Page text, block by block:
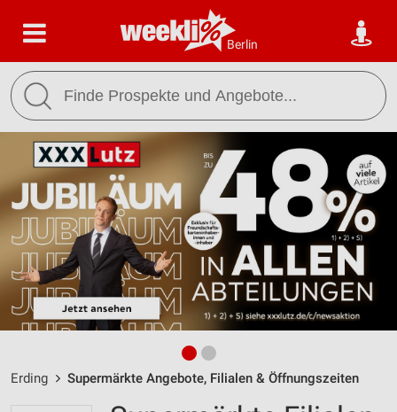
Berlin
Erding Supermärkte Angebote, Filialen & Öffnungszeiten